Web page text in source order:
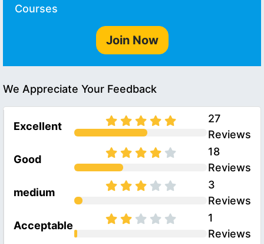
Courses
Join Now
We Appreciate Your Feedback
Excellent
27
Reviews
Good
18
Reviews
medium
3
Reviews
Acceptable
1
Reviews